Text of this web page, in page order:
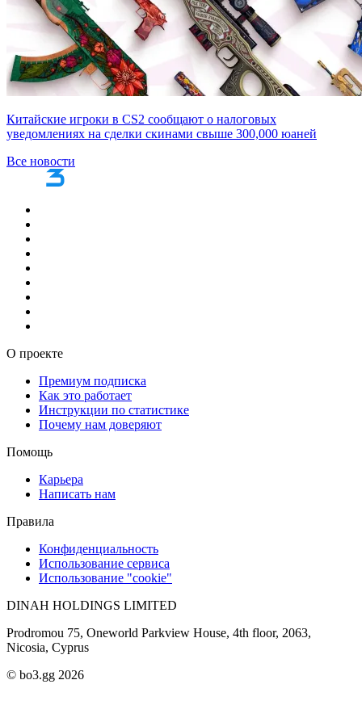
Китайские игроки в CS2 сообщают о налоговых
уведомлениях на сделки скинами свыше 300,000 юаней
Все новости
О проекте
Премиум подписка
Как это работает
Инструкции по статистике
Почему нам доверяют
Помощь
Карьера
Написать нам
Правила
Конфиденциальность
Использование сервиса
Использование "cookie"
DINAH HOLDINGS LIMITED
Prodromou 75, Oneworld Parkview House, 4th floor, 2063,
Nicosia, Cyprus
© bo3.gg 2026